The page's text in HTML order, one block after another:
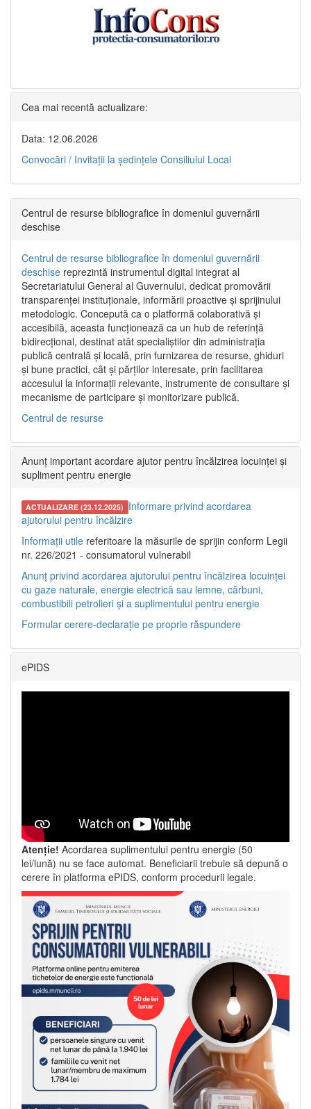
Cea mai recentă actualizare:
Data: 12.06.2026
Convocări / Invitaţii la şedinţele Consiliului Local
Centrul de resurse bibliografice în domeniul guvernării
deschise
Centrul de resurse bibliografice în domeniul guvernării
deschise reprezintă instrumentul digital integrat al
Secretariatului General al Guvernului, dedicat promovării
transparenței instituționale, informării proactive și sprijinului
metodologic. Concepută ca o platformă colaborativă și
accesibilă, aceasta funcționează ca un hub de referință
bidirecțional, destinat atât specialiștilor din administrația
publică centrală și locală, prin furnizarea de resurse, ghiduri
și bune practici, cât și părților interesate, prin facilitarea
accesului la informații relevante, instrumente de consultare și
mecanisme de participare și monitorizare publică.
Centrul de resurse
Anunț important acordare ajutor pentru încălzirea locuinței și
supliment pentru energie
ACTUALIZARE (23.12.2025) Informare privind acordarea
ajutorului pentru încălzire
Informații utile referitoare la măsurile de sprijin conform Legii
nr. 226/2021 - consumatorul vulnerabil
Anunț privind acordarea ajutorului pentru încălzirea locuinței
cu gaze naturale, energie electrică sau lemne, cărbuni,
combustibili petrolieri și a suplimentului pentru energie
Formular cerere-declarație pe proprie răspundere
ePIDS
Atenție! Acordarea suplimentului pentru energie (50
lei/lună) nu se face automat. Beneficiarii trebuie să depună o
cerere în platforma ePIDS, conform procedurii legale.